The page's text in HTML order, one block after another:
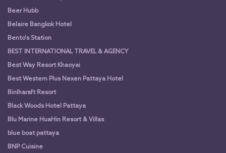
Beer Hubb
Belaire Bangkok Hotel
Bento's Station
BEST INTERNATIONAL TRAVEL & AGENCY
Best Way Resort Khaoyai
Best Western Plus Nexen Pattaya Hotel
Binlharaft Resort
Black Woods Hotel Pattaya
Blu Marine HuaHin Resort & Villas
blue boat pattaya
BNP Cuisine